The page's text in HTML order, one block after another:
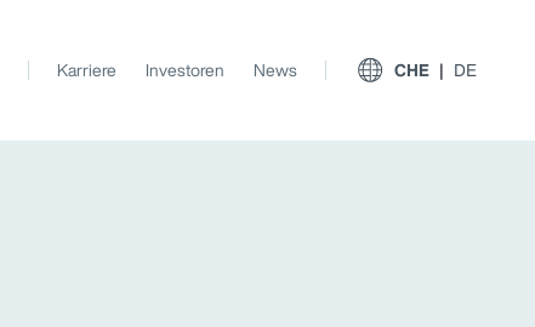
Karriere Investoren News CHE DE